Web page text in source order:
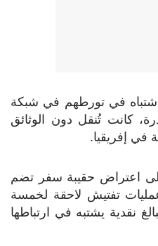
في تورطهم في شبكة
كانت تُنقل دون الوثائق
في إفريقيا.
إن التحقيقات، التي بدأت أواخر عام 2025، قادت إلى اعتراض حقيبة سفر تضم
عمليات تفتيش لاحقة لخمسة
والقطط ومبالغ نقدية يشتبه في ارتباطها